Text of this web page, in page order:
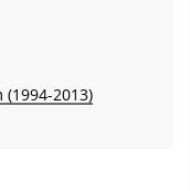
2013)